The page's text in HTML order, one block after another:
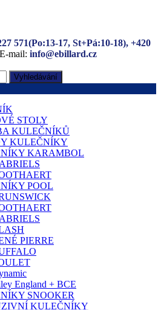
571(Po:13-17, St+Pá:10-18), +420
E-mail: info@ebillard.cz
Vyhledávání
STOLY
KULEČNÍKŮ
KULEČNÍKY
KARAMBOL
POOL
PIERRE
England + BCE
SNOOKER
KULEČNÍKY